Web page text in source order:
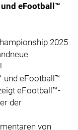
eFootball™
2025
und eFootball™
eFootball™-
der
von